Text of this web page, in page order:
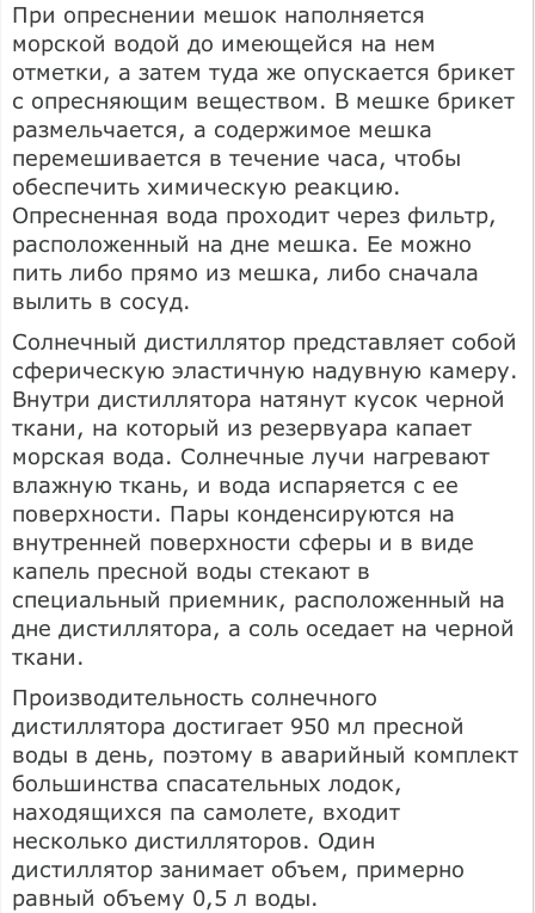
При опреснении мешок наполняется
морской водой до имеющейся на нем
отметки, а затем туда же опускается брикет
с опресняющим веществом. В мешке брикет
размельчается, а содержимое мешка
перемешивается в течение часа, чтобы
обеспечить химическую реакцию.
Опресненная вода проходит через фильтр,
расположенный на дне мешка. Ее можно
пить либо прямо из мешка, либо сначала
вылить в сосуд.
Солнечный дистиллятор представляет собой
сферическую эластичную надувную камеру.
Внутри дистиллятора натянут кусок черной
ткани, на который из резервуара капает
морская вода. Солнечные лучи нагревают
влажную ткань, и вода испаряется с ее
поверхности. Пары конденсируются на
внутренней поверхности сферы и в виде
капель пресной воды стекают в
специальный приемник, расположенный на
дне дистиллятора, а соль оседает на черной
ткани.
Производительность солнечного
дистиллятора достигает 950 мл пресной
воды в день, поэтому в аварийный комплект
большинства спасательных лодок,
находящихся па самолете, входит
несколько дистилляторов. Один
дистиллятор занимает объем, примерно
равный объему 0,5 л воды.